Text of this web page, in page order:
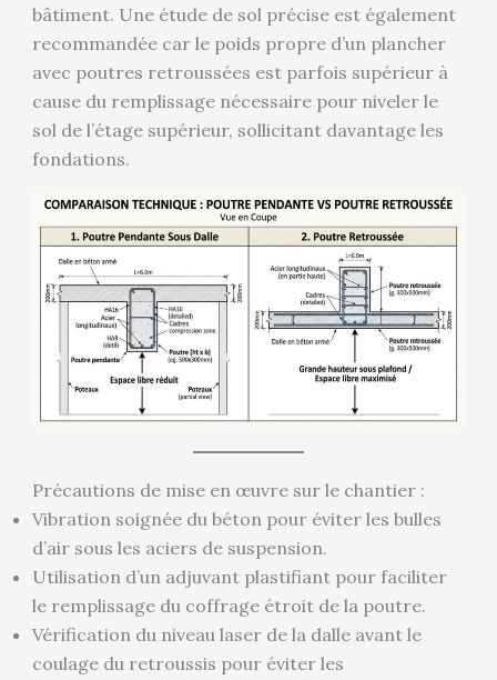
bâtiment. Une étude de sol précise est également
recommandée car le poids propre d’un plancher
avec poutres retroussées est parfois supérieur à
cause du remplissage nécessaire pour niveler le
sol de l’étage supérieur, sollicitant davantage les
fondations.
Précautions de mise en œuvre sur le chantier :
Vibration soignée du béton pour éviter les bulles
d’air sous les aciers de suspension.
Utilisation d’un adjuvant plastifiant pour faciliter
le remplissage du coffrage étroit de la poutre.
Vérification du niveau laser de la dalle avant le
coulage du retroussis pour éviter les